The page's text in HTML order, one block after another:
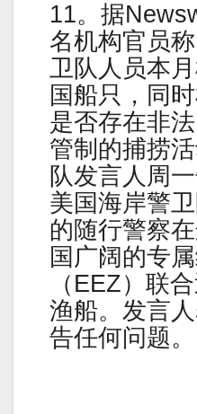
11。据
名机构官员
卫队人员本
国船只，同
是否存在非
管制的捕捞
队发言人周
美国海岸警
的随行警察
国广阔的专
（EEZ）联
渔船。发言
告任何问题。